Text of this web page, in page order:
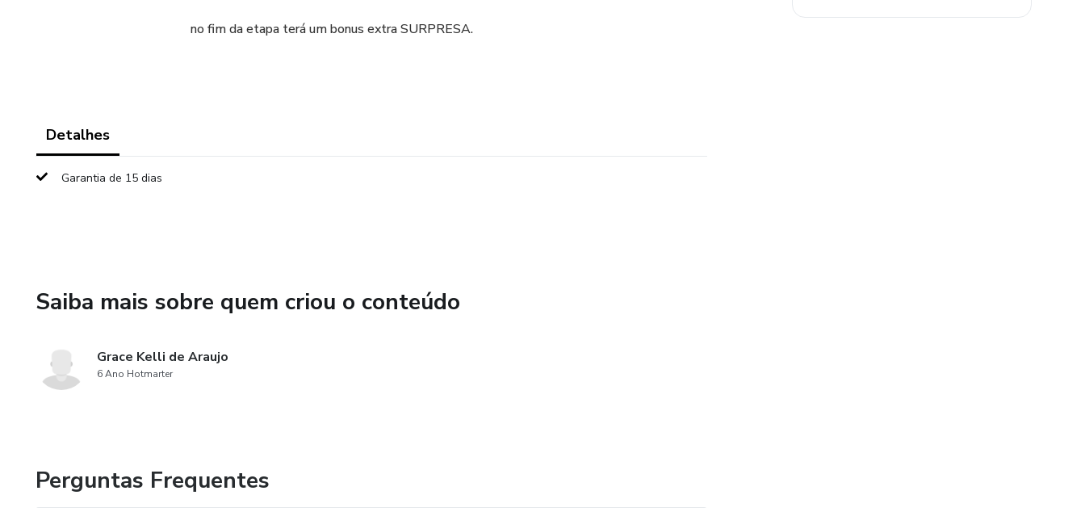
no fim da etapa terá um bonus extra SURPRESA.
Detalhes
Garantia de 15 dias
Saiba mais sobre quem criou o conteúdo
Grace Kelli de Araujo
6 Ano Hotmarter
Perguntas Frequentes